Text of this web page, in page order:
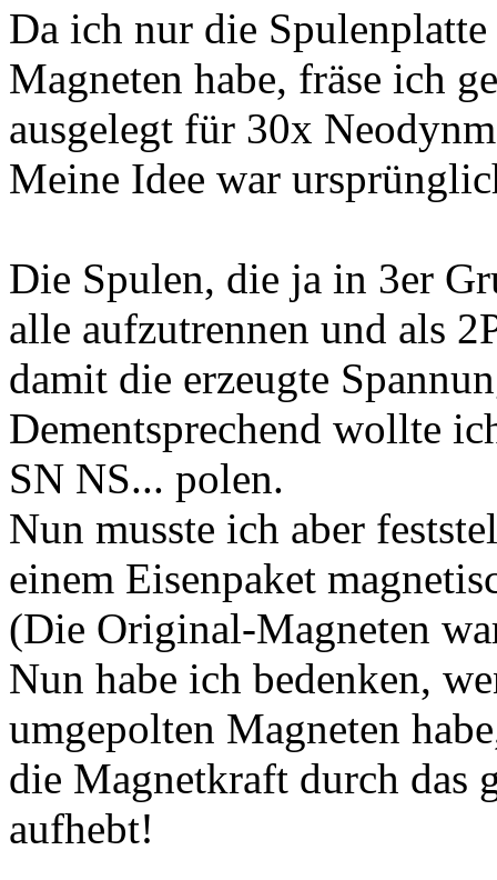
Da ich nur die
Magneten habe, fräse ich
ausgelegt für 30x
Meine Idee war
Die Spulen, die ja in 3er
alle aufzutrennen und als
damit die erzeugte
Dementsprechend wollte
SN NS... polen.
Nun musste ich aber
einem Eisenpaket
(Die Original-Magneten
Nun habe ich bedenken,
umgepolten Magneten
die Magnetkraft durch das
aufhebt!